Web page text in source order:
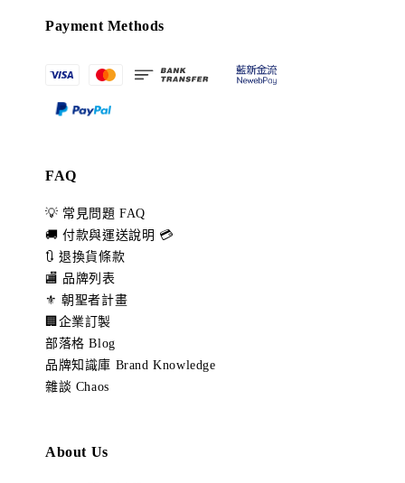
Payment Methods
FAQ
💡 常見問題 FAQ
🚚 付款與運送說明 💳
🔃 退換貨條款
🏬 品牌列表
⚜️ 朝聖者計畫
🏢企業訂製
部落格 Blog
品牌知識庫 Brand Knowledge
雜談 Chaos
About Us